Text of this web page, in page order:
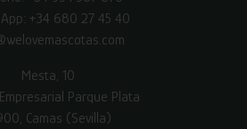
+34 680 27 45 40
Mesta, 10
Parque Plata
Camas (Sevilla)